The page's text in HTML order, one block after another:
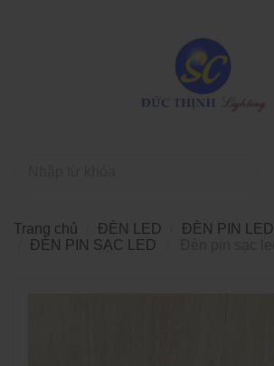
Trang chủ ĐÈN LED
ĐÈN PIN LED
ĐÈN PIN SẠC LED